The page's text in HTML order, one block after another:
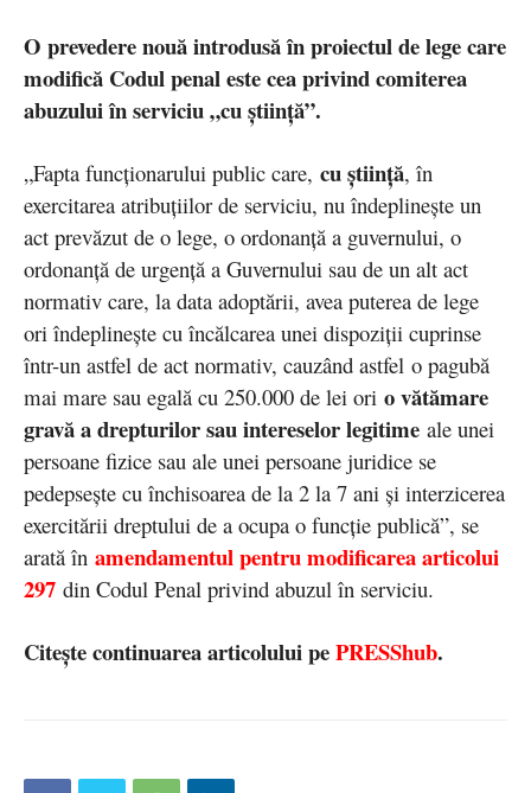
O prevedere nouă introdusă în proiectul de lege care
modifică Codul penal este cea privind comiterea
abuzului în serviciu „cu știință”.
„Fapta funcționarului public care, cu știință, în
exercitarea atribuțiilor de serviciu, nu îndeplinește un
act prevăzut de o lege, o ordonanță a guvernului, o
ordonanță de urgență a Guvernului sau de un alt act
normativ care, la data adoptării, avea puterea de lege
ori îndeplinește cu încălcarea unei dispoziții cuprinse
într-un astfel de act normativ, cauzând astfel o pagubă
mai mare sau egală cu 250.000 de lei ori o vătămare
gravă a drepturilor sau intereselor legitime ale unei
persoane fizice sau ale unei persoane juridice se
pedepsește cu închisoarea de la 2 la 7 ani și interzicerea
exercitării dreptului de a ocupa o funcție publică”, se
arată în amendamentul pentru modificarea articolui
297 din Codul Penal privind abuzul în serviciu.
Citește continuarea articolului pePRESShub.